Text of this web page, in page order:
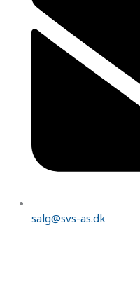
salg@svs-as.dk